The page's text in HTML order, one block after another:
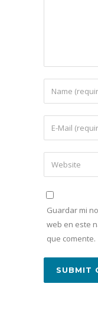
Guardar mi
web en este
que comente.